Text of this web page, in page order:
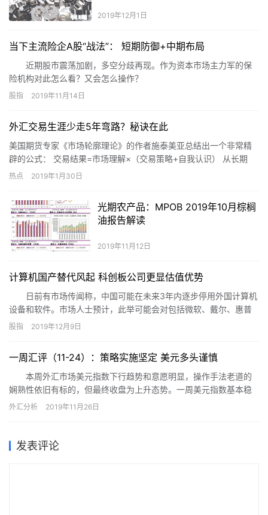
2019年12月1日
当下主流险企A股“战法”： 短期防御+中期布局
近期股市震荡加剧，多空分歧再现。作为资本市场主力军的保
险机构对此怎么看？又会怎么操作？
股指 2019年11月14日
外汇交易生涯少走5年弯路？秘诀在此
美国期货专家《市场轮廓理论》的作者施泰美亚总结出一个非常精
辟的公式： 交易结果=市场理解×（交易策略+自我认识） 从长期
看，交易成绩是一个人以他的整体或全部投入到市场中运作的结
热点 2019年1月30日
光期农产品：MPOB 2019年10月棕榈
油报告解读
2019年11月12日
计算机国产替代风起 科创板公司更显估值优势
日前有市场传闻称，中国可能在未来3年内逐步停用外国计算机
设备和软件。市场人士预计，此举可能会对包括微软、戴尔、惠普
在内的美国科技公司造成一定冲击。受此消息影响，A股中的半导体
股指 2019年12月9日
一周汇评（11-24）：策略实施坚定 美元多头谨慎
本周外汇市场美元指数下行趋势和意愿明显，操作手法老道的
娴熟性依旧有标的，但最终收盘为上升态势。一周美元指数基本稳
定在97点水平，周末上升到98点。其中周一和周五为97.8168点和
保持上升态势，基本稳定在1.28-1.29美元。瑞郎对美元汇率稳定在
外汇分析 2019年11月26日
发表评论